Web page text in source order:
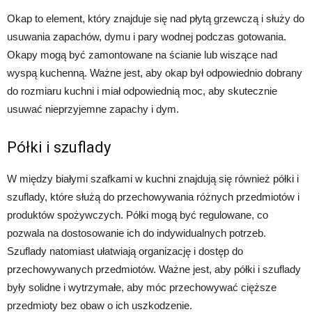
Okap to element, który znajduje się nad płytą grzewczą i służy do
usuwania zapachów, dymu i pary wodnej podczas gotowania.
Okapy mogą być zamontowane na ścianie lub wiszące nad
wyspą kuchenną. Ważne jest, aby okap był odpowiednio dobrany
do rozmiaru kuchni i miał odpowiednią moc, aby skutecznie
usuwać nieprzyjemne zapachy i dym.
Półki i szuflady
W między białymi szafkami w kuchni znajdują się również półki i
szuflady, które służą do przechowywania różnych przedmiotów i
produktów spożywczych. Półki mogą być regulowane, co
pozwala na dostosowanie ich do indywidualnych potrzeb.
Szuflady natomiast ułatwiają organizację i dostęp do
przechowywanych przedmiotów. Ważne jest, aby półki i szuflady
były solidne i wytrzymałe, aby móc przechowywać cięższe
przedmioty bez obaw o ich uszkodzenie.